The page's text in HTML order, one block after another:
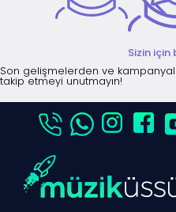
Sizin için
Son gelişmelerden ve
takip etmeyi unutmayın!